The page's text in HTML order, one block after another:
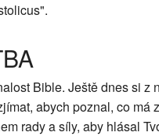
Bible. Ještě dnes si z
abych poznal, co má
rady a síly, aby hlásal